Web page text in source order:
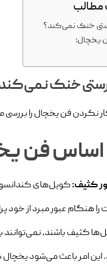
خنک نمی‌کند؟
یخچال:
خنک
فن
کثیف:کویل‌های
را هنگام عبور مبرد از خود
کثیف باشند، نمی‌توانند
این امر باعث می‌شود